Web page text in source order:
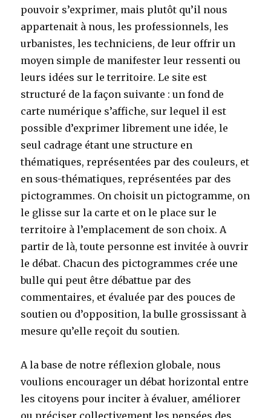
pouvoir s’exprimer, mais plutôt qu’il nous
appartenait à nous, les professionnels, les
urbanistes, les techniciens, de leur offrir un
moyen simple de manifester leur ressenti ou
leurs idées sur le territoire. Le site est
structuré de la façon suivante : un fond de
carte numérique s’affiche, sur lequel il est
possible d’exprimer librement une idée, le
seul cadrage étant une structure en
thématiques, représentées par des couleurs, et
en sous-thématiques, représentées par des
pictogrammes. On choisit un pictogramme, on
le glisse sur la carte et on le place sur le
territoire à l’emplacement de son choix. A
partir de là, toute personne est invitée à ouvrir
le débat. Chacun des pictogrammes crée une
bulle qui peut être débattue par des
commentaires, et évaluée par des pouces de
soutien ou d’opposition, la bulle grossissant à
mesure qu’elle reçoit du soutien.
A la base de notre réflexion globale, nous
voulions encourager un débat horizontal entre
les citoyens pour inciter à évaluer, améliorer
ou préciser collectivement les pensées des